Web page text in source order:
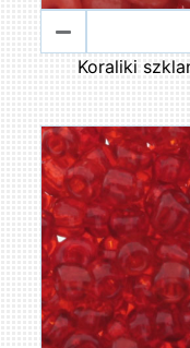
Koraliki